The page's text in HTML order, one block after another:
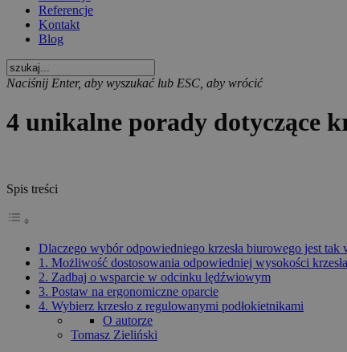
Referencje
Kontakt
Blog
Naciśnij Enter, aby wyszukać lub ESC, aby wrócić
4 unikalne porady dotyczące
Spis treści
Dlaczego wybór odpowiedniego krzesła biurowego jest tak
1. Możliwość dostosowania odpowiedniej wysokości
2. Zadbaj o wsparcie w odcinku lędźwiowym
3. Postaw na ergonomiczne oparcie
4. Wybierz krzesło z regulowanymi podłokietnikami
O autorze
Tomasz Zieliński